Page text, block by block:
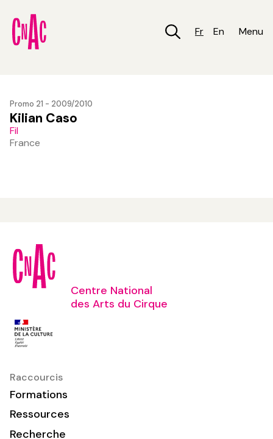
contenu
principal
Fr En Menu
Promo 21 - 2009/2010
Kilian Caso
Fil
France
Centre National
des Arts du Cirque
Raccourcis
Formations
Ressources
Recherche